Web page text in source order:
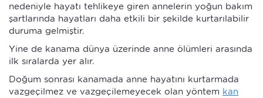
nedeniyle hayatı tehlikeye giren annelerin yoğun bakım
şartlarında hayatları daha etkili bir şekilde kurtarılabilir
duruma gelmiştir.
Yine de kanama dünya üzerinde anne ölümleri arasında
ilk sıralarda yer alır.
Doğum sonrası kanamada anne hayatını kurtarmada
vazgeçilmez ve vazgeçilemeyecek olan yöntem kan